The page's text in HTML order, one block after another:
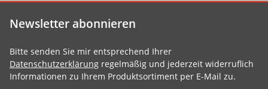
Newsletter abonnieren
Bitte senden Sie mir entsprechend Ihrer
Datenschutzerklärung regelmäßig und jederzeit widerruflich
Informationen zu Ihrem Produktsortiment per E-Mail zu.